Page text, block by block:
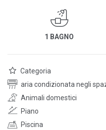
1 BAGNO
Categoria
aria condizionata negli
Animali domestici
Piano
Piscina